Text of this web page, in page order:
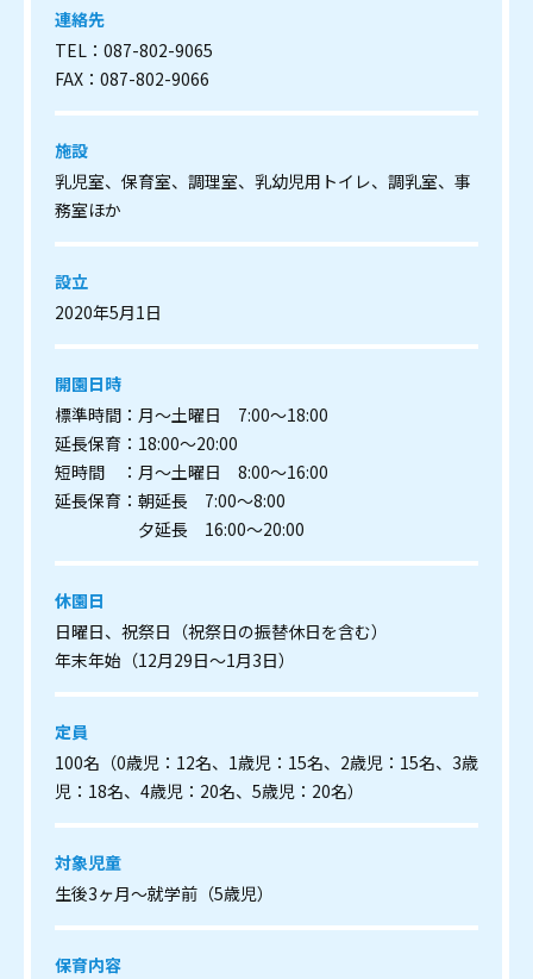
連絡先
TEL：087-802-9065
FAX：087-802-9066
施設
乳児室、保育室、調理室、乳幼児用トイレ、調乳室、事
務室ほか
設立
2020年5月1日
開園日時
標準時間：月～土曜日 7:00～18:00
延長保育：18:00～20:00
短時間 ：月～土曜日 8:00～16:00
延長保育：朝延長 7:00～8:00
夕延長 16:00～20:00
休園日
日曜日、祝祭日（祝祭日の振替休日を含む）
年末年始（12月29日～1月3日）
定員
100名（0歳児：12名、1歳児：15名、2歳児：15名、3歳
児：18名、4歳児：20名、5歳児：20名）
対象児童
生後3ヶ月～就学前（5歳児）
保育内容